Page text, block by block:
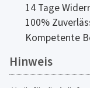
14 Tage
100%
Kompetente
Hinweis